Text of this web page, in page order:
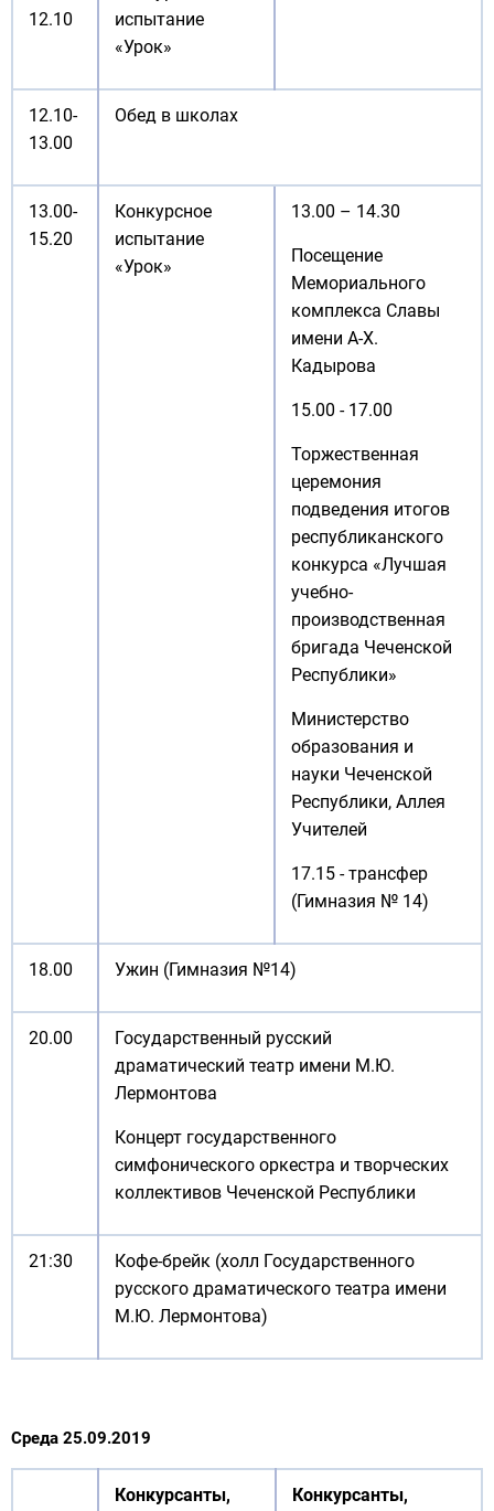
12.10
испытание
«Урок»
12.10-
13.00
Обед в школах
13.00-
15.20
Конкурсное
испытание
«Урок»
13.00 – 14.30
Посещение
Мемориального
комплекса Славы
имени А-Х.
Кадырова
15.00 - 17.00
Торжественная
церемония
подведения итогов
республиканского
конкурса «Лучшая
учебно-
производственная
бригада Чеченской
Республики»
Министерство
образования и
науки Чеченской
Республики, Аллея
Учителей
17.15 - трансфер
(Гимназия № 14)
18.00 Ужин (Гимназия №14)
20.00
Государственный русский
драматический театр имени М.Ю.
Лермонтова
Концерт государственного
симфонического оркестра и творческих
коллективов Чеченской Республики
21:30
Кофе-брейк (холл Государственного
русского драматического театра имени
М.Ю. Лермонтова)
Среда 25.09.2019
Конкурсанты,
Конкурсанты,